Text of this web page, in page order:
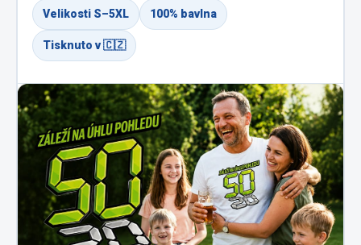
Velikosti S–5XL 100% bavlna
Tisknuto v 🇨🇿